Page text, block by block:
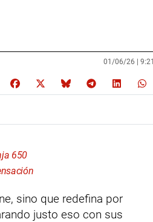
01/06/26 | 9:21
650
sino que redefina por
justo eso con sus